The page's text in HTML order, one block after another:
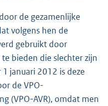
de gezamenlijke
volgens hen de
gebruikt door
bieden die slechter zijn
januari 2012 is deze
de VPO-
(VPO-AVR), omdat men